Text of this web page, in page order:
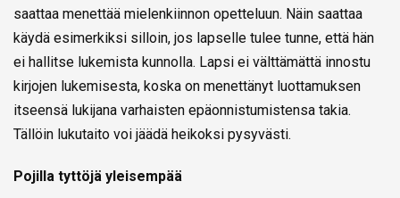
saattaa menettää mielenkiinnon opetteluun. Näin saattaa
käydä esimerkiksi silloin, jos lapselle tulee tunne, että hän
ei hallitse lukemista kunnolla. Lapsi ei välttämättä innostu
kirjojen lukemisesta, koska on menettänyt luottamuksen
itseensä lukijana varhaisten epäonnistumistensa takia.
Tällöin lukutaito voi jäädä heikoksi pysyvästi.
Pojilla tyttöjä yleisempää